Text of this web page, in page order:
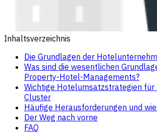
Inhaltsverzeichnis
Die Grundlagen der
Was sind die wesentlichen
Property-Hotel-Managements?
Wichtige Hotelumsatzstrategien für
Cluster
Häufige Herausforderungen und
Der Weg nach vorne
FAQ